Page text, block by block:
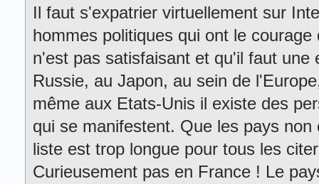
Il faut s'expatrier virtuellement sur
hommes politiques qui ont le
n'est pas satisfaisant et qu'il faut une
Russie, au Japon, au sein de
même aux Etats-Unis il existe des
qui se manifestent. Que les pays
liste est trop longue pour tous les
Curieusement pas en France ! Le